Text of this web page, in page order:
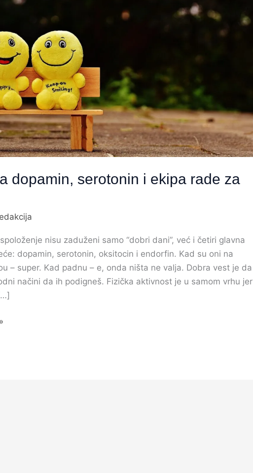
dopamin, serotonin i ekipa rade za
nisu zaduženi samo “dobri dani”, već i četiri glavna
dopamin, serotonin, oksitocin i endorfin. Kad su oni na
– super. Kad padnu – e, onda ništa ne valja. Dobra vest je da
načini da ih podigneš. Fizička aktivnost je u samom vrhu jer